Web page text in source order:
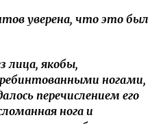
в фейсбуке.
За три дня
превратилось в